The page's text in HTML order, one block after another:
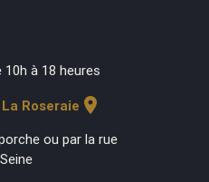
à 18 heures
Roseraie location_on
ou par la rue